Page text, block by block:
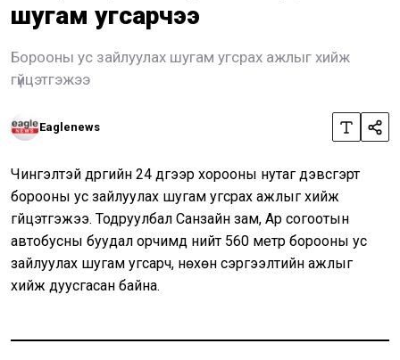
шугам угсарчээ
Борооны ус зайлуулах шугам угсрах ажлыг хийж
гүйцэтгэжээ
Eaglenews
Чингэлтэй дүүргийн 24 дүгээр хорооны нутаг дэвсгэрт
борооны ус зайлуулах шугам угсрах ажлыг хийж
гүйцэтгэжээ. Тодруулбал Санзайн зам, Ар согоотын
автобусны буудал орчимд нийт 560 метр борооны ус
зайлуулах шугам угсарч, нөхөн сэргээлтийн ажлыг
хийж дуусгасан байна.